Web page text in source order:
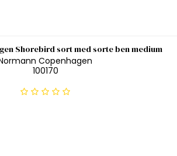
Shorebird sort med sorte ben medium
Copenhagen
100170